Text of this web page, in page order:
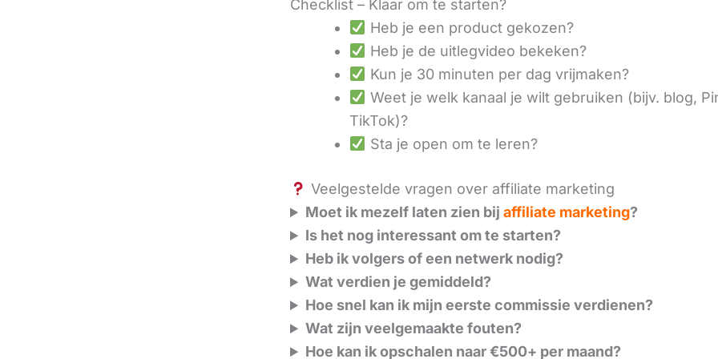
Checklist – Klaar om te starten?
Heb je een product gekozen?
Heb je de uitlegvideo bekeken?
Kun je 30 minuten per dag vrijmaken?
Weet je welk kanaal je wilt gebruiken (bijv. blog,
TikTok)?
Sta je open om te leren?
Veelgestelde vragen over affiliate marketing
Moet ik mezelf laten zien bijaffiliate marketing?
Is het nog interessant om te starten?
Heb ik volgers of een netwerk nodig?
Wat verdien je gemiddeld?
Hoe snel kan ik mijn eerste commissie verdienen?
Wat zijn veelgemaakte fouten?
Hoe kan ik opschalen naar €500+ per maand?